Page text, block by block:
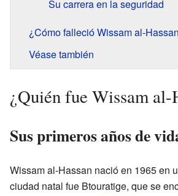
Su carrera en la seguridad
¿Cómo falleció Wissam al-
Véase también
¿Quién fue Wissam al-
Sus primeros años de
Wissam al-Hassan nació en 1965 en
ciudad natal fue Btouratige, que se